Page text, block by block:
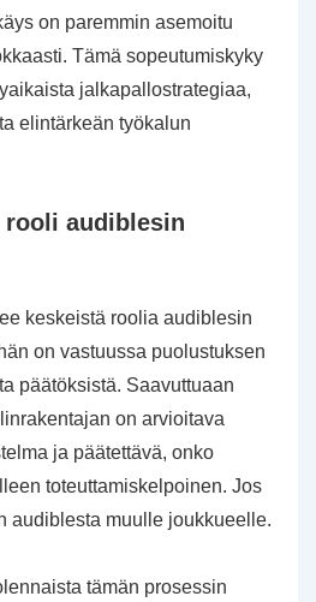
on paremmin asemoitu
Tämä sopeutumiskyky
jalkapallostrategiaa,
elintärkeän työkalun
rooli audiblesin
keskeistä roolia audiblesin
on vastuussa puolustuksen
päätöksistä. Saavuttuaan
on arvioitava
ja päätettävä, onko
toteuttamiskelpoinen. Jos
audiblesta muulle joukkueelle.
tämän prosessin